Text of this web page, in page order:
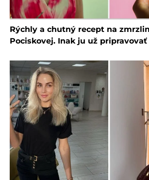
Rýchly a chutný recept na
Pociskovej. Inak ju už